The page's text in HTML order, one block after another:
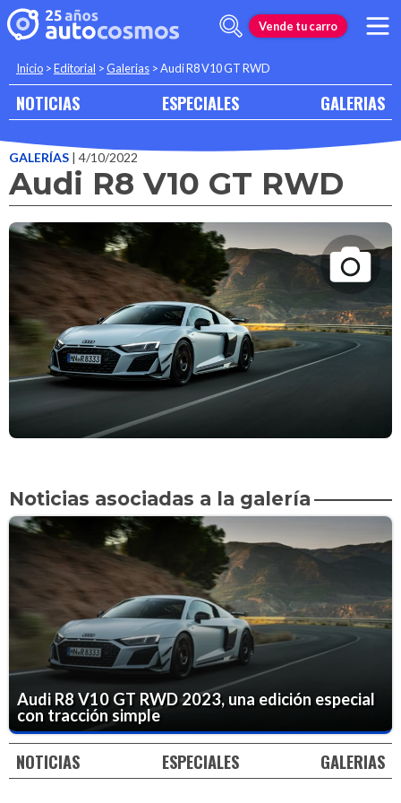
Vende tu carro
Inicio >Editorial >Galerias >Audi R8 V10 GT RWD
NOTICIAS ESPECIALES GALERIAS
GALERÍAS | 4/10/2022
Audi R8 V10 GT RWD
Noticias asociadas a la galería
Audi R8 V10 GT RWD 2023, una edición especial
con tracción simple
NOTICIAS ESPECIALES GALERIAS